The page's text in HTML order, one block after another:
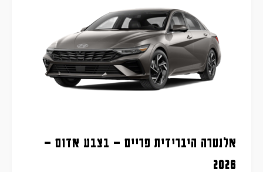
אלנטרה היברידית פריים – בצבע אדום –
2026